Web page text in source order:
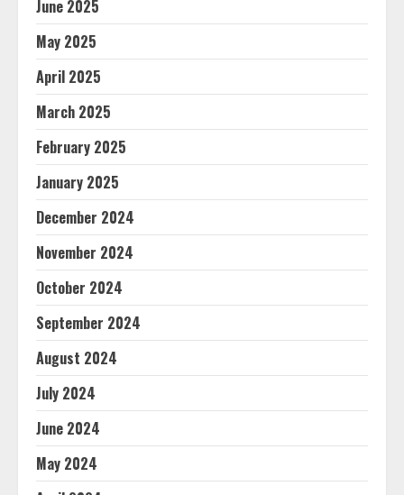
June 2025
May 2025
April 2025
March 2025
February 2025
January 2025
December 2024
November 2024
October 2024
September 2024
August 2024
July 2024
June 2024
May 2024